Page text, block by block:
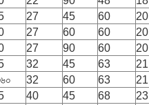
27 45 60 20
27 60 60 20
27 90 60 20
32 45 63 21
32 60 63 21
40 45 68 23